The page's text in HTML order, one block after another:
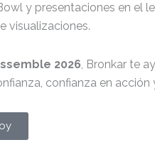
y presentaciones en el
visualizaciones.
2026, Bronkar te
confianza en acción